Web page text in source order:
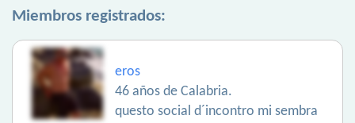
Miembros registrados:
eros
46 años de Calabria.
questo social d´incontro mi sembra